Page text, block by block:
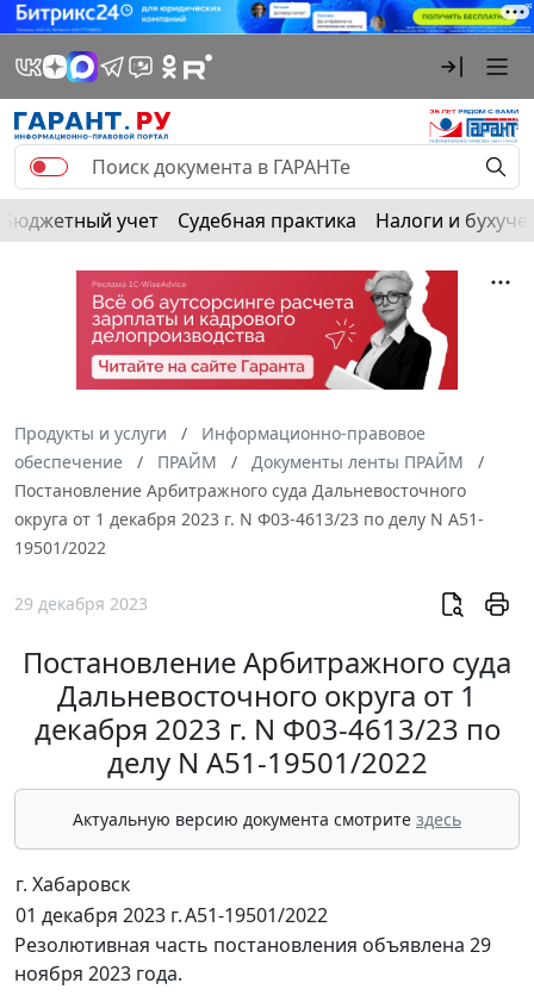
Бюджетный учет Судебная практика Налоги и
Продукты и услуги
Информационно-правовое
обеспечение
ПРАЙМ
Документы ленты ПРАЙМ
Постановление Арбитражного суда Дальневосточного
округа от 1 декабря 2023 г. N Ф03-4613/23 по делу N А51-
19501/2022
29 декабря 2023
Постановление Арбитражного суда
Дальневосточного округа от 1
декабря 2023 г. N Ф03-4613/23 по
делу N А51-19501/2022
Актуальную версию документа смотрите здесь
г. Хабаровск
01 декабря 2023 г.А51-19501/2022
Резолютивная часть постановления объявлена 29
ноября 2023 года.